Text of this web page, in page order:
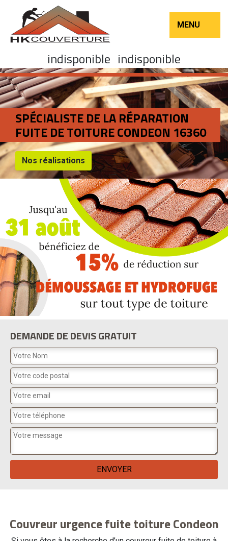
MENU
indisponible indisponible
SPÉCIALISTE DE LA RÉPARATION
FUITE DE TOITURE CONDEON 16360
Nos réalisations
DEMANDE DE DEVIS GRATUIT
Couvreur urgence fuite toiture Condeon